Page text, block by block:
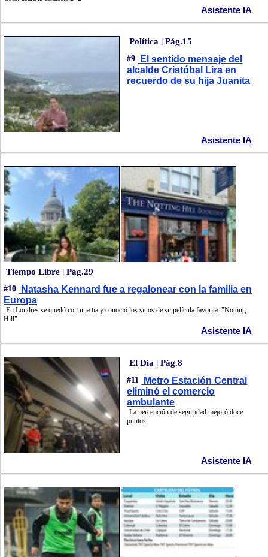
Asistente IA
Política | Pág.15
#9
El sentido mensaje del
alcalde Cristóbal Lira en
recuerdo de su hija Juanita
Asistente IA
Tiempo Libre | Pág.29
#10
Natasha Kennard fue a regalonear con la familia en
Europa
En Londres se quedó con una tía y conoció los sitios de su película favorita: "Notting
Hill"
Asistente IA
El Día | Pág.8
#11
Metro Estación Central
eliminó el comercio
ambulante
La percepción de seguridad mejoró doce
puntos
Asistente IA